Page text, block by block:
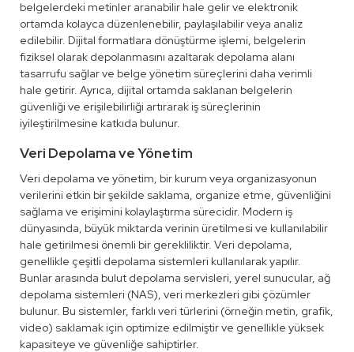
belgelerdeki metinler aranabilir hale gelir ve elektronik
ortamda kolayca düzenlenebilir, paylaşılabilir veya analiz
edilebilir. Dijital formatlara dönüştürme işlemi, belgelerin
fiziksel olarak depolanmasını azaltarak depolama alanı
tasarrufu sağlar ve belge yönetim süreçlerini daha verimli
hale getirir. Ayrıca, dijital ortamda saklanan belgelerin
güvenliği ve erişilebilirliği artırarak iş süreçlerinin
iyileştirilmesine katkıda bulunur.
Veri Depolama ve Yönetim
Veri depolama ve yönetim, bir kurum veya organizasyonun
verilerini etkin bir şekilde saklama, organize etme, güvenliğini
sağlama ve erişimini kolaylaştırma sürecidir. Modern iş
dünyasında, büyük miktarda verinin üretilmesi ve kullanılabilir
hale getirilmesi önemli bir gerekliliktir. Veri depolama,
genellikle çeşitli depolama sistemleri kullanılarak yapılır.
Bunlar arasında bulut depolama servisleri, yerel sunucular, ağ
depolama sistemleri (NAS), veri merkezleri gibi çözümler
bulunur. Bu sistemler, farklı veri türlerini (örneğin metin, grafik,
video) saklamak için optimize edilmiştir ve genellikle yüksek
kapasiteye ve güvenliğe sahiptirler.